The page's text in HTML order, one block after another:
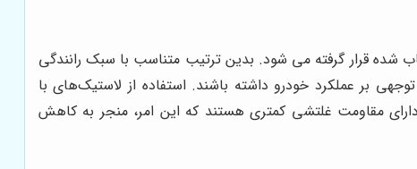
شده قرار گرفته می شود. بدین ترتیب متناسب با سبک رانندگی
بر عملکرد خودرو داشته باشند. استفاده از لاستیک‌های با
مقاومت غلتشی کمتری هستند که این امر، منجر به کاهش